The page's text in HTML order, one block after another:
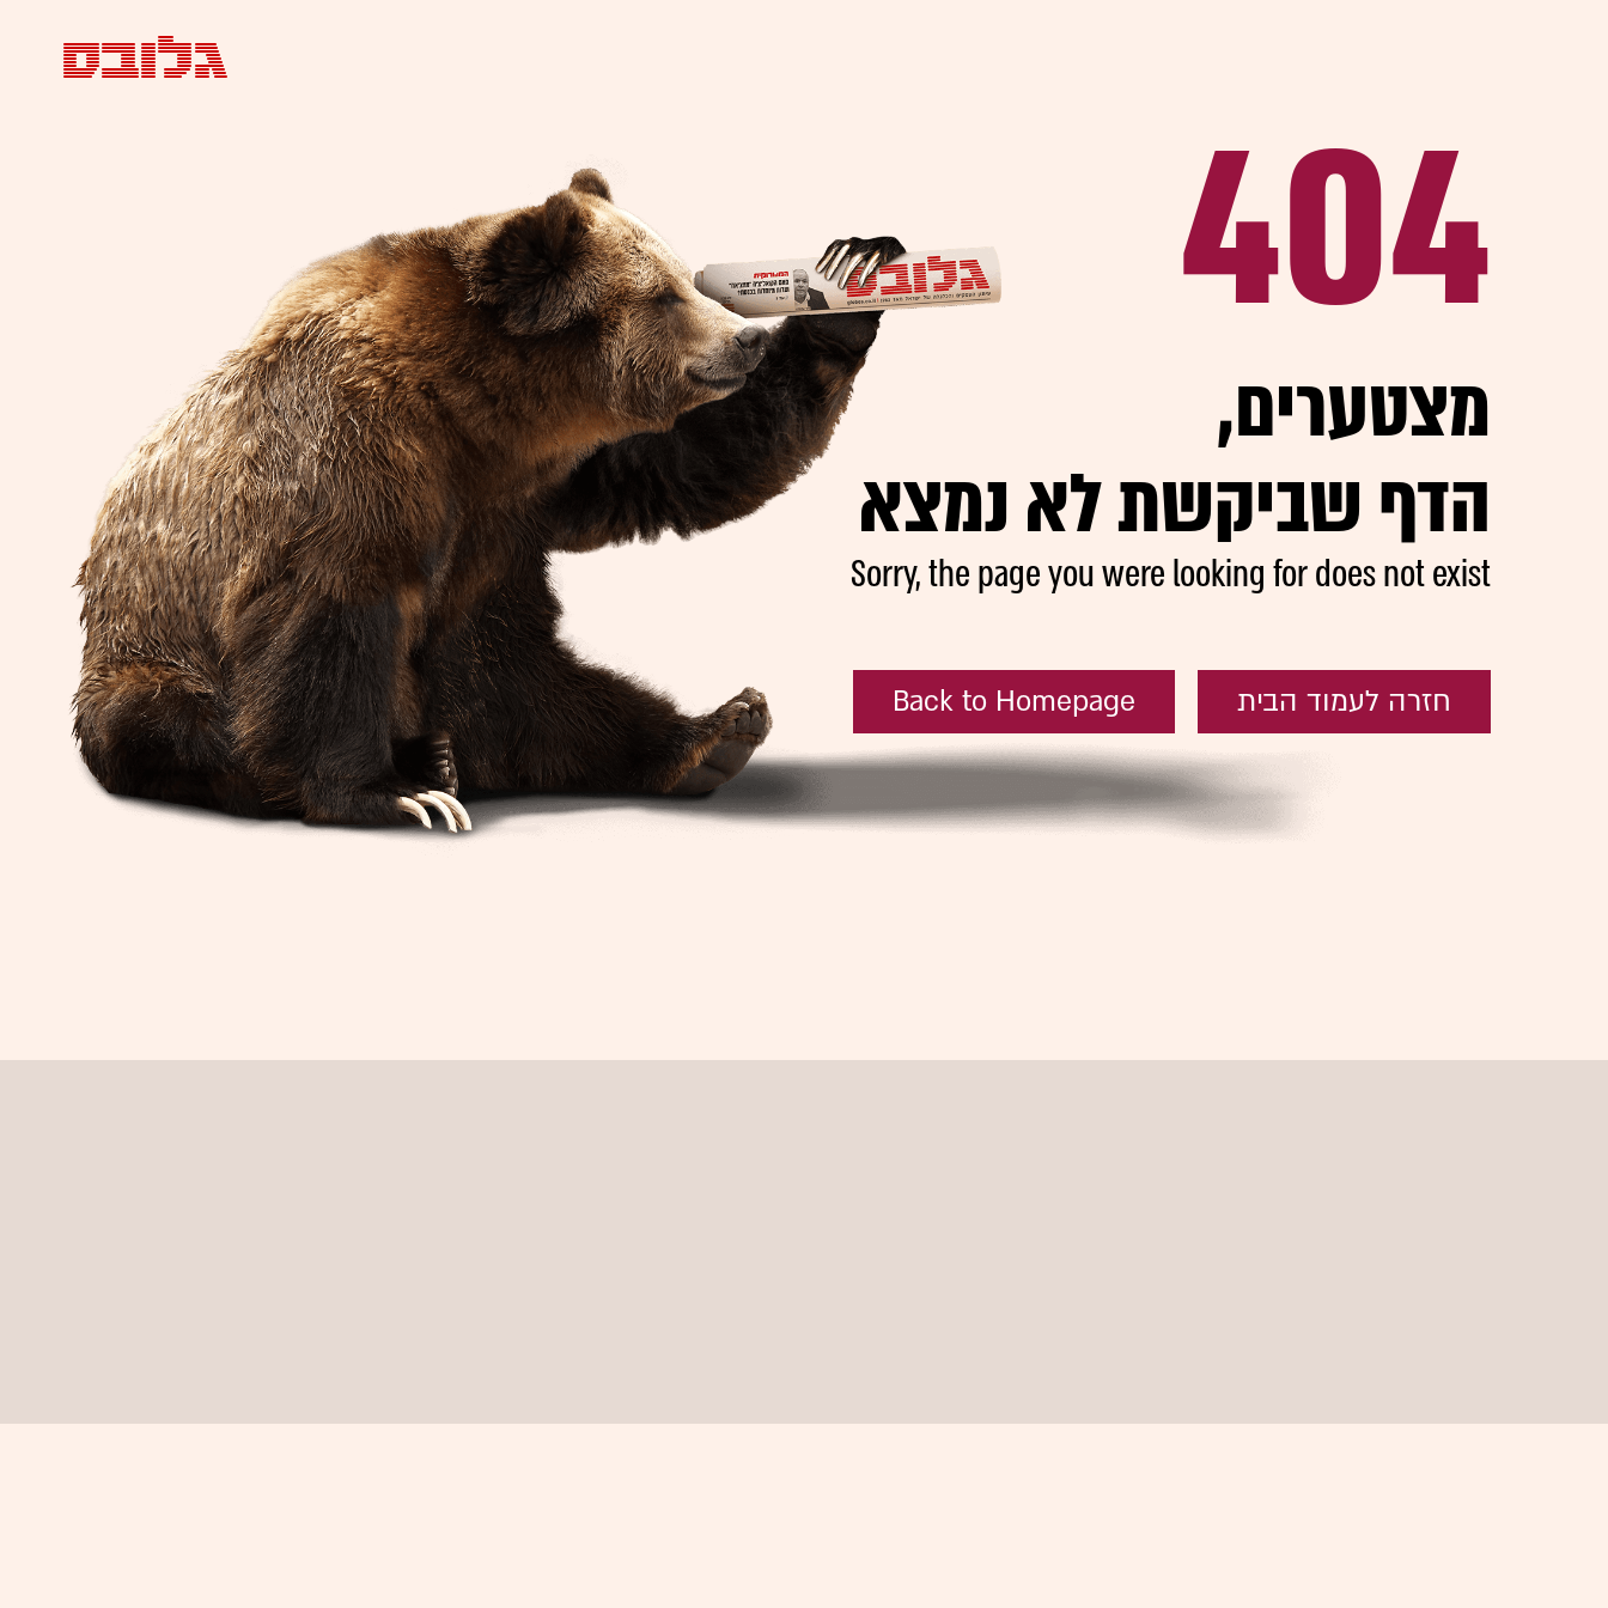
404
,מצטערים
הדף שביקשת לא נמצא
Sorry, the page you were looking for does not exist
Back to Homepage חזרה לעמוד הבית